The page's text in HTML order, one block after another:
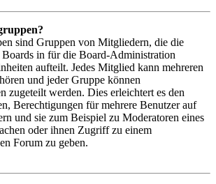
sind Gruppen von Mitgliedern, die die
in für die Board-Administration
aufteilt. Jedes Mitglied kann mehreren
und jeder Gruppe können
zugeteilt werden. Dies erleichtert es den
Berechtigungen für mehrere Benutzer auf
und sie zum Beispiel zu Moderatoren eines
oder ihnen Zugriff zu einem
Forum zu geben.